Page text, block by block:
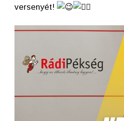
versenyét!